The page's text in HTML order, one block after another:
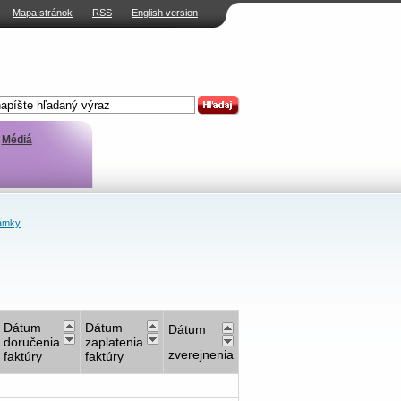
Mapa stránok RSS English version
Médiá
Dátum
doručenia
faktúry
Dátum
zaplatenia
faktúry
Dátum
zverejnenia